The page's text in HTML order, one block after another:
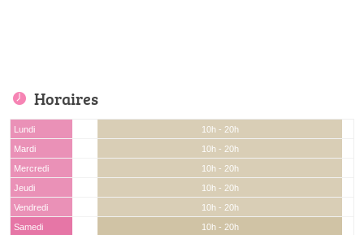
Horaires
Lundi
10h - 20h
Mardi
10h - 20h
Mercredi
10h - 20h
Jeudi
10h - 20h
Vendredi
10h - 20h
Samedi
10h - 20h